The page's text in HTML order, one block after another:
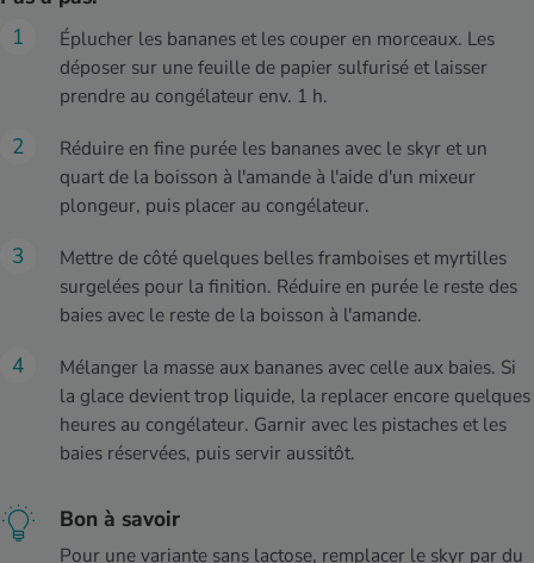
Éplucher les bananes et les couper en morceaux. Les
déposer sur une feuille de papier sulfurisé et laisser
prendre au congélateur env. 1 h.
Réduire en fine purée les bananes avec le skyr et un
quart de la boisson à l'amande à l'aide d'un mixeur
plongeur, puis placer au congélateur.
Mettre de côté quelques belles framboises et myrtilles
surgelées pour la finition. Réduire en purée le reste des
baies avec le reste de la boisson à l'amande.
Mélanger la masse aux bananes avec celle aux baies. Si
la glace devient trop liquide, la replacer encore quelques
heures au congélateur. Garnir avec les pistaches et les
baies réservées, puis servir aussitôt.
Bon à savoir
Pour une variante sans lactose, remplacer le skyr par du